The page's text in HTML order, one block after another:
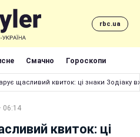
rbc.ua
Смачно Гороскопи
щасливий квиток: ці знаки Зодіаку
06:14
квиток: ці